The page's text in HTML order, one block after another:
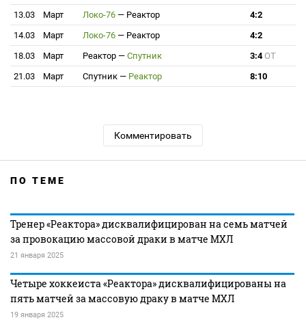
13.03
Март Локо-76 — Реактор
4:2
14.03
Март Локо-76 — Реактор
4:2
18.03
Март Реактор — Спутник 3:4ОТ
21.03
Март Спутник — Реактор 8:10
Комментировать
ПО ТЕМЕ
Тренер «Реактора» дисквалифицирован на семь матчей
за провокацию массовой драки в матче МХЛ
21 января 2025
Четыре хоккеиста «Реактора» дисквалифицированы на
пять матчей за массовую драку в матче МХЛ
19 января 2025